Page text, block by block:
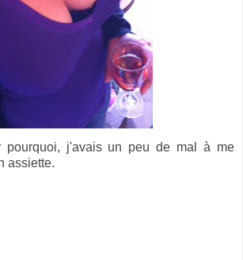
pourquoi, j'avais un peu de mal à me
assiette.